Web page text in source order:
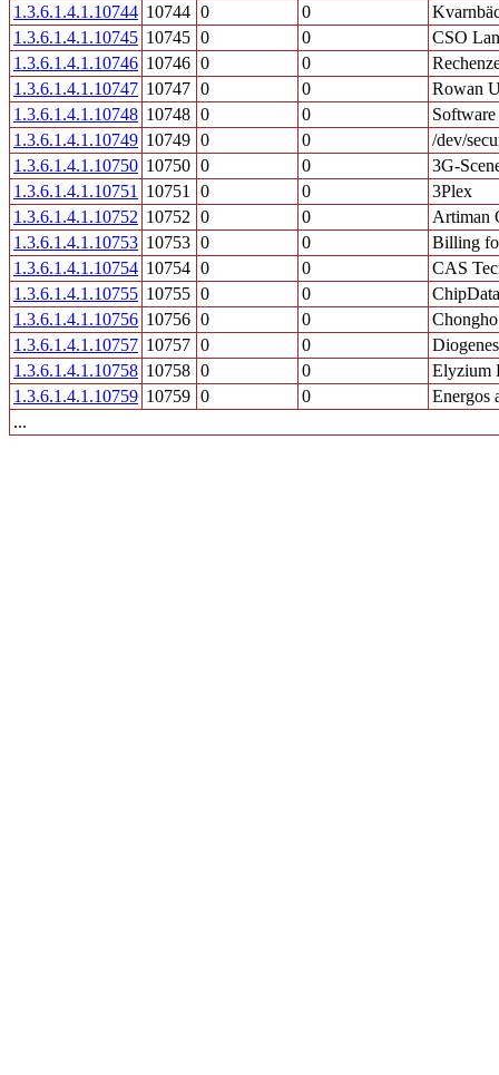
1.3.6.1.4.1.10744 10744 0 0
1.3.6.1.4.1.10745 10745 0 0
CSO
1.3.6.1.4.1.10746 10746 0 0
1.3.6.1.4.1.10747 10747 0 0
Rowan
1.3.6.1.4.1.10748 10748 0 0
1.3.6.1.4.1.10749 10749 0 0
/dev/
1.3.6.1.4.1.10750 10750 0 0
3G-
1.3.6.1.4.1.10751
10751 0 0
3Plex
1.3.6.1.4.1.10752 10752 0 0
Artiman
1.3.6.1.4.1.10753 10753 0 0
Billing
1.3.6.1.4.1.10754 10754 0 0
CAS
1.3.6.1.4.1.10755 10755 0 0
1.3.6.1.4.1.10756 10756 0 0
1.3.6.1.4.1.10757 10757 0 0
1.3.6.1.4.1.10758 10758 0 0
Elyzium
1.3.6.1.4.1.10759 10759 0 0
Energos
...